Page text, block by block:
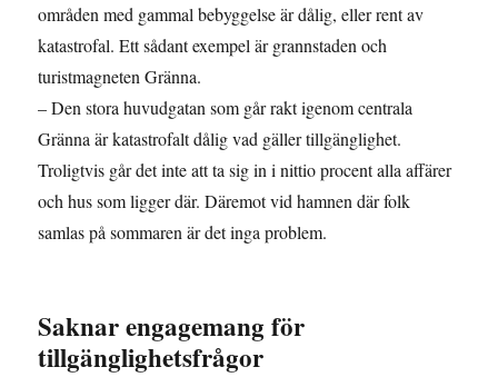
områden med gammal bebyggelse är dålig, eller rent av
katastrofal. Ett sådant exempel är grannstaden och
turistmagneten Gränna.
– Den stora huvudgatan som går rakt igenom centrala
Gränna är katastrofalt dålig vad gäller tillgänglighet.
Troligtvis går det inte att ta sig in i nittio procent alla affärer
och hus som ligger där. Däremot vid hamnen där folk
samlas på sommaren är det inga problem.
Saknar engagemang för
tillgänglighetsfrågor